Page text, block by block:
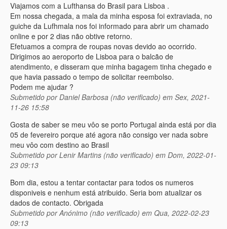
Viajamos com a Lufthansa do Brasil para Lisboa .
Em nossa chegada, a mala da minha esposa foi extraviada, no
guiche da Lufhmala nos foi informado para abrir um chamado
online e por 2 dias não obtive retorno.
Efetuamos a compra de roupas novas devido ao ocorrido.
Dirigimos ao aeroporto de Lisboa para o balcão de
atendimento, e disseram que minha bagagem tinha chegado e
que havia passado o tempo de solicitar reembolso.
Podem me ajudar ?
Submetido porDaniel Barbosa (não verificado) em Sex, 2021-
11-26 15:58
Gosta de saber se meu vôo se porto Portugal ainda está por dia
05 de fevereiro porque até agora não consigo ver nada sobre
meu vôo com destino ao Brasil
Submetido porLenir Martins (não verificado) em Dom, 2022-01-
23 09:13
Bom dia, estou a tentar contactar para todos os numeros
disponiveis e nenhum está atribuido. Seria bom atualizar os
dados de contacto. Obrigada
Submetido porAnónimo (não verificado) em Qua, 2022-02-23
09:13